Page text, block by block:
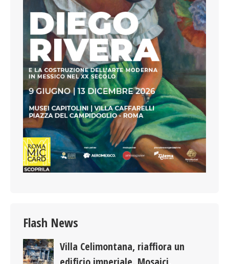
Flash News
Villa Celimontana, riaffiora un